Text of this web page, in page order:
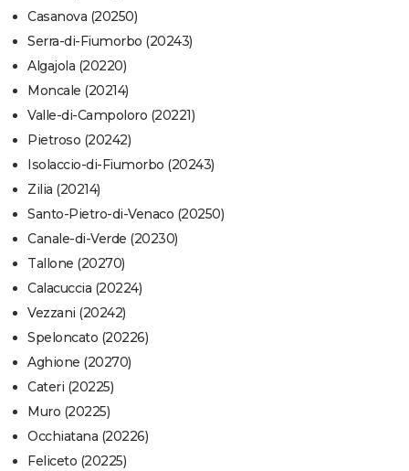
Casanova (20250)
Serra-di-Fiumorbo (20243)
Algajola (20220)
Moncale (20214)
Valle-di-Campoloro (20221)
Pietroso (20242)
Isolaccio-di-Fiumorbo (20243)
Zilia (20214)
Santo-Pietro-di-Venaco (20250)
Canale-di-Verde (20230)
Tallone (20270)
Calacuccia (20224)
Vezzani (20242)
Speloncato (20226)
Aghione (20270)
Cateri (20225)
Muro (20225)
Occhiatana (20226)
Feliceto (20225)